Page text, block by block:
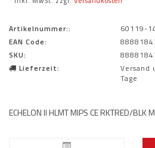
Artikelnummer::
60119-
EAN Code:
SKU:
Lieferzeit:
Versand
Tage
ECHELON II HLMT MIPS CE RKTRED/BLK M